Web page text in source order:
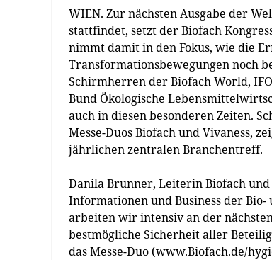
WIEN. Zur nächsten Ausgabe der
stattfindet, setzt der Biofach
nimmt damit in den Fokus, wie die
Transformationsbewegungen noch
Schirmherren der Biofach World,
Bund Ökologische
auch in diesen besonderen Zeiten.
Messe-Duos Biofach und Vivaness,
jährlichen zentralen Branchentreff.
Danila Brunner, Leiterin Biofach und
Informationen und Business der
arbeiten wir intensiv an der
bestmögliche Sicherheit aller
das Messe-Duo (www.Biofach.de/